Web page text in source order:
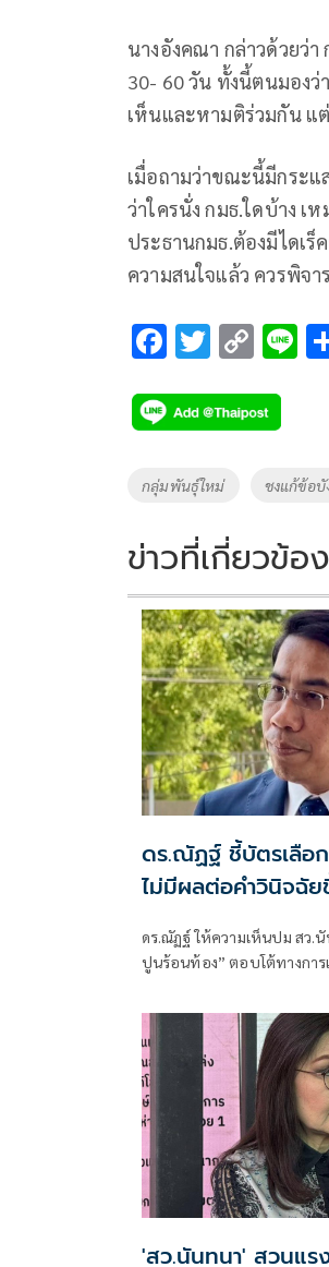
นางอังคณา กล่าวด้วยว่า
30- 60 วัน ทั้งนี้ตนมองว่
เห็นและหามติร่วมกัน แ
เมื่อถามว่าขณะนี้มีกระแ
ว่าใครนั่ง กมธ.ใดบ้าง
ประธานกมธ.ต้องมีไดเ
ความสนใจแล้ว ควรพิจ
F
e
b
o
k
T
tt
er
C
p
y
Li
k
Li
Tags
กลุ่มพันธุ์ใหม่ ชงแก้ข้อบั
ข่าวที่เกี่ยวข้อง
ดร.ณัฏฐ์ ชี้บัตรเลือ
ไม่มีผลต่อคำวินิจฉั
ดร.ณัฏฐ์ ให้ความเห็นปม สว.
ปูนร้อนท้อง” ตอบโต้ทางการ
สว.ประชาชน เป็นเพียงการ
เท่านั้น
'สว.นันทนา' สวนแร